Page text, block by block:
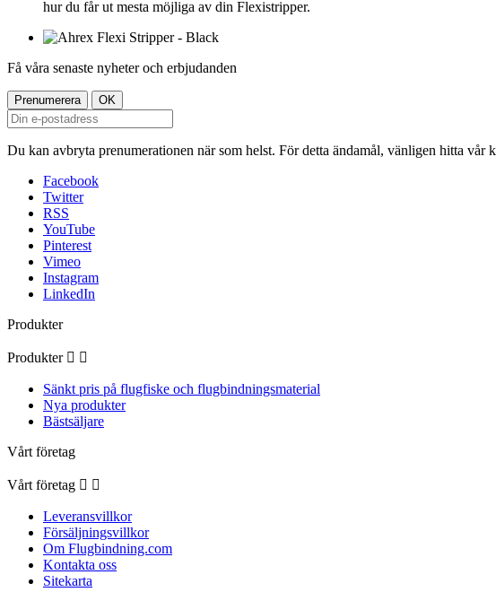
hur du får ut mesta möjliga av din Flexistripper.
Få våra senaste nyheter och erbjudanden
Du kan avbryta prenumerationen när som helst. För detta ändamål, vänligen hitta vår
Facebook
Twitter
RSS
YouTube
Pinterest
Vimeo
Instagram
LinkedIn
Produkter
Produkter  
Sänkt pris på flugfiske och flugbindningsmaterial
Nya produkter
Bästsäljare
Vårt företag
Vårt företag  
Leveransvillkor
Försäljningsvillkor
Om Flugbindning.com
Kontakta oss
Sitekarta